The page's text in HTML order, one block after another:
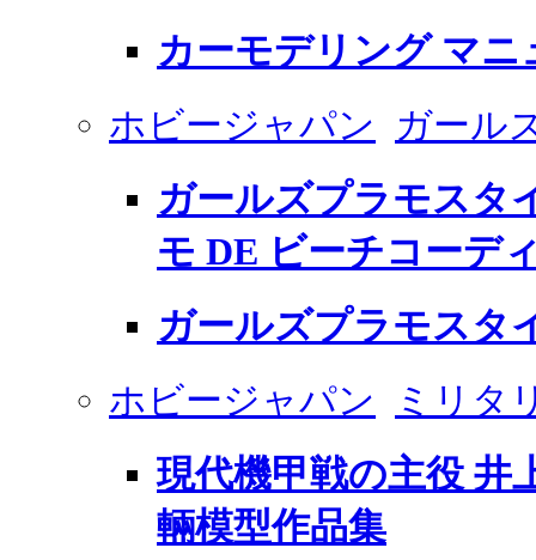
カーモデリング マニ
ホビージャパン ガール
ガールズプラモスタ
モ DE ビーチコーデ
ガールズプラモスタ
ホビージャパン ミリタ
現代機甲戦の主役 井
輛模型作品集